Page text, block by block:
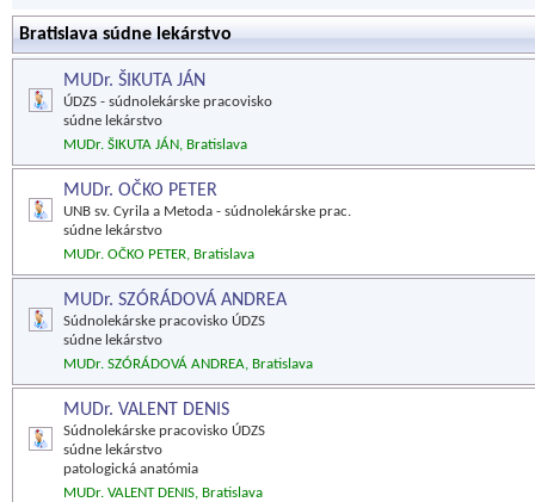
Bratislava súdne lekárstvo
MUDr. ŠIKUTA JÁN
ÚDZS - súdnolekárske pracovisko
súdne lekárstvo
MUDr. ŠIKUTA JÁN, Bratislava
MUDr. OČKO PETER
UNB sv. Cyrila a Metoda - súdnolekárske prac.
súdne lekárstvo
MUDr. OČKO PETER, Bratislava
MUDr. SZÓRÁDOVÁ ANDREA
Súdnolekárske pracovisko ÚDZS
súdne lekárstvo
MUDr. SZÓRÁDOVÁ ANDREA, Bratislava
MUDr. VALENT DENIS
Súdnolekárske pracovisko ÚDZS
súdne lekárstvo
patologická anatómia
MUDr. VALENT DENIS, Bratislava